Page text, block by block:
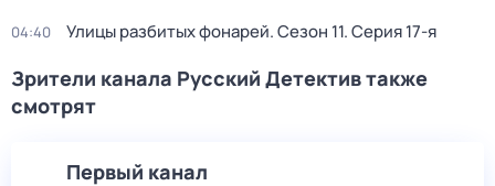
04:40 Улицы разбитых фонарей. Сезон 11. Серия 17-я
Зрители канала Русский Детектив также
смотрят
Первый канал